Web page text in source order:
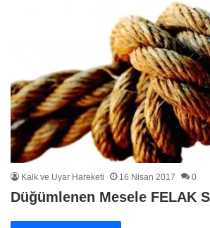
Kalk ve Uyar Hareketi 16 Nisan 2017 0
Düğümlenen Mesele FELAK